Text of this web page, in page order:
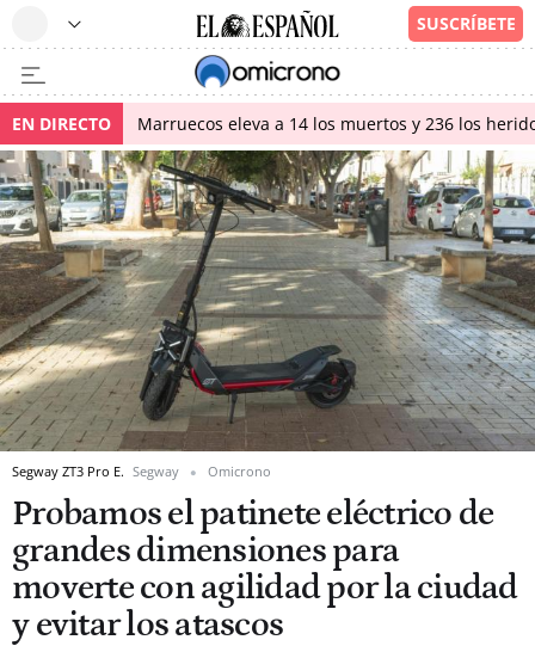
EN DIRECTO Marruecos eleva a 14 los muertos y 236 los
Segway ZT3 Pro E. Segway Omicrono
Probamos el patinete eléctrico de
grandes dimensiones para
moverte con agilidad por la ciudad
y evitar los atascos